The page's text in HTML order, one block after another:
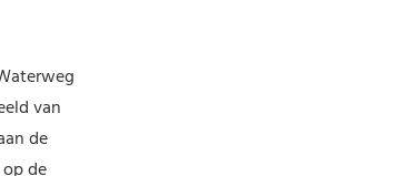
van
de
de